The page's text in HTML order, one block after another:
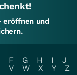
eröffnen und
F G H I
J
V W X Y
Z